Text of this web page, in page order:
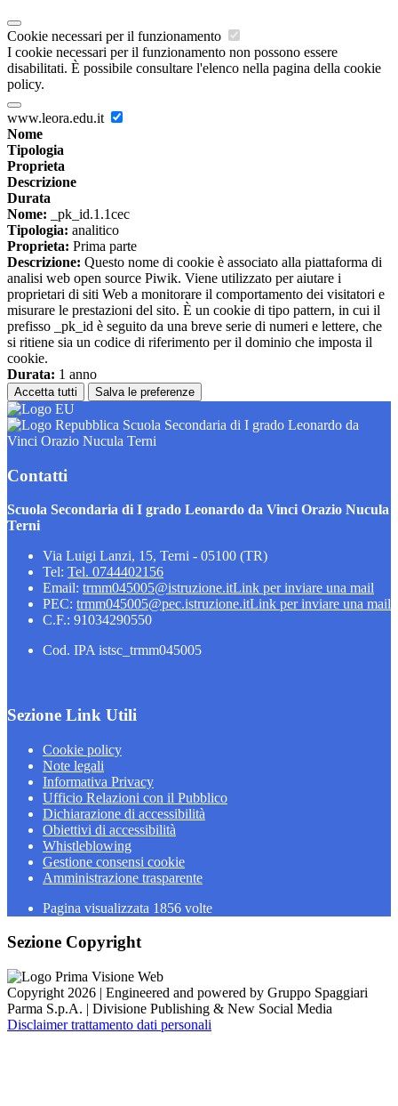
Cookie necessari per il funzionamento
I cookie necessari per il funzionamento non possono essere
disabilitati. È possibile consultare l'elenco nella pagina della cookie
policy.
www.leora.edu.it
Nome
Tipologia
Proprieta
Descrizione
Durata
Nome: _pk_id.1.1cec
Tipologia: analitico
Proprieta: Prima parte
Descrizione: Questo nome di cookie è associato alla piattaforma di
analisi web open source Piwik. Viene utilizzato per aiutare i
proprietari di siti Web a monitorare il comportamento dei visitatori e
misurare le prestazioni del sito. È un cookie di tipo pattern, in cui il
prefisso _pk_id è seguito da una breve serie di numeri e lettere, che
si ritiene sia un codice di riferimento per il dominio che imposta il
cookie.
Durata: 1 anno
Accetta tutti Salva le preferenze
Scuola Secondaria di I grado Leonardo da
Vinci Orazio Nucula Terni
Contatti
Scuola Secondaria di I grado Leonardo da Vinci Orazio Nucula
Terni
Via Luigi Lanzi, 15, Terni - 05100 (TR)
Tel: Tel. 0744402156
Email: trmm045005@istruzione.itLink per inviare una mail
PEC: trmm045005@pec.istruzione.itLink per inviare una mail
C.F.: 91034290550
Cod. IPA istsc_trmm045005
Sezione Link Utili
Cookie policy
Note legali
Informativa Privacy
Ufficio Relazioni con il Pubblico
Dichiarazione di accessibilità
Obiettivi di accessibilità
Whistleblowing
Gestione consensi cookie
Amministrazione trasparente
Pagina visualizzata 1856 volte
Sezione Copyright
Copyright 2026 | Engineered and powered by Gruppo Spaggiari
Parma S.p.A. | Divisione Publishing & New Social Media
Disclaimer trattamento dati personali